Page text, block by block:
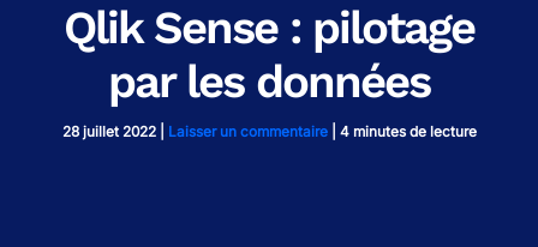
Qlik Sense : pilotage
par les données
28 juillet 2022 Laisser un commentaire 4 minutes de lecture